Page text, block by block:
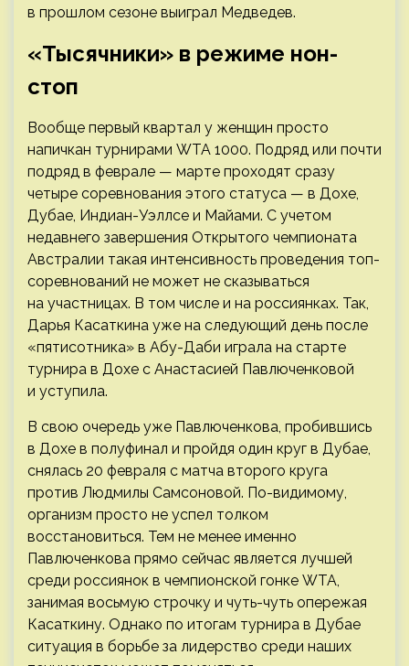
в прошлом сезоне выиграл Медведев.
«Тысячники» в режиме нон-
стоп
Вообще первый квартал у женщин просто
напичкан турнирами WTA 1000. Подряд или почти
подряд в феврале — марте проходят сразу
четыре соревнования этого статуса — в Дохе,
Дубае, Индиан-Уэллсе и Майами. С учетом
недавнего завершения Открытого чемпионата
Австралии такая интенсивность проведения топ-
соревнований не может не сказываться
на участницах. В том числе и на россиянках. Так,
Дарья Касаткина уже на следующий день после
«пятисотника» в Абу-Даби играла на старте
турнира в Дохе с Анастасией Павлюченковой
и уступила.
В свою очередь уже Павлюченкова, пробившись
в Дохе в полуфинал и пройдя один круг в Дубае,
снялась 20 февраля с матча второго круга
против Людмилы Самсоновой. По-видимому,
организм просто не успел толком
восстановиться. Тем не менее именно
Павлюченкова прямо сейчас является лучшей
среди россиянок в чемпионской гонке WTA,
занимая восьмую строчку и чуть-чуть опережая
Касаткину. Однако по итогам турнира в Дубае
ситуация в борьбе за лидерство среди наших